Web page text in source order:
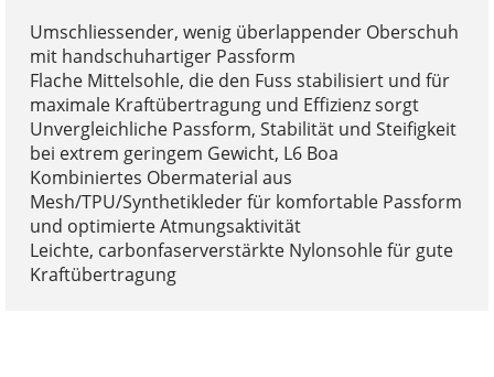
Umschliessender, wenig überlappender Oberschuh
mit handschuhartiger Passform
Flache Mittelsohle, die den Fuss stabilisiert und für
maximale Kraftübertragung und Effizienz sorgt
Unvergleichliche Passform, Stabilität und Steifigkeit
bei extrem geringem Gewicht, L6 Boa
Kombiniertes Obermaterial aus
Mesh/TPU/Synthetikleder für komfortable Passform
und optimierte Atmungsaktivität
Leichte, carbonfaserverstärkte Nylonsohle für gute
Kraftübertragung